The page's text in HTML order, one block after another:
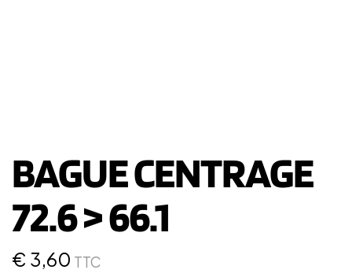
BAGUE CENTRAGE
72.6 > 66.1
€ 3,60 TTC